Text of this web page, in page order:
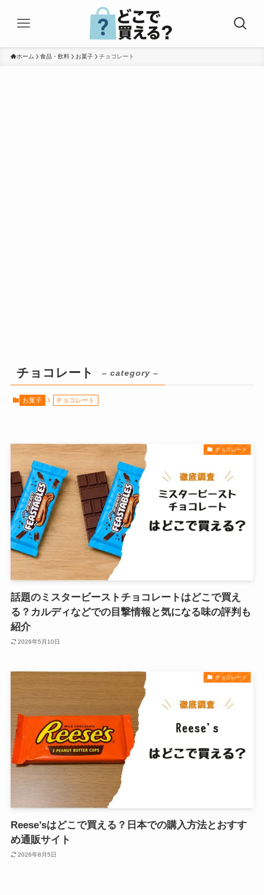
ホーム 食品・飲料 お菓子 チョコレート
チョコレート – category –
お菓子 チョコレート
チョコレート
話題のミスタービーストチョコレートはどこで買え
る？カルディなどでの目撃情報と気になる味の評判も
紹介
2026年5月10日
チョコレート
Reese’sはどこで買える？日本での購入方法とおすす
め通販サイト
2026年8月5日